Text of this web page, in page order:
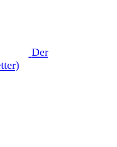
Der